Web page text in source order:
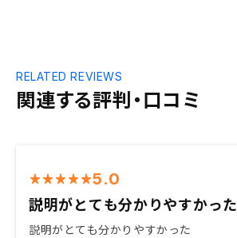
関連する評判・口コミ
RELATED REVIEWS
5.0
説明がとても分かりやすかった
説明がとても分かりやすかった